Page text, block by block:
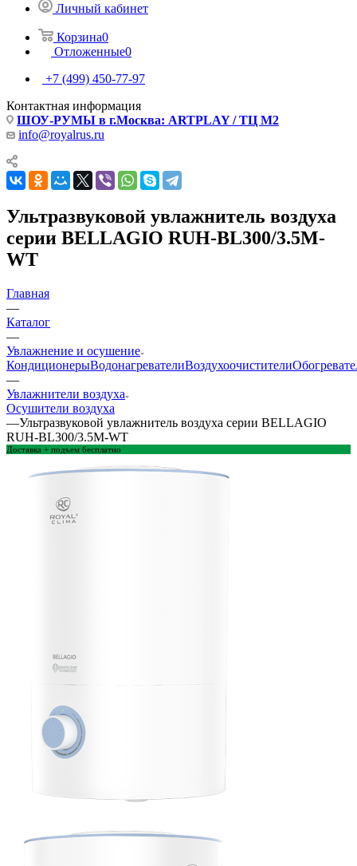
Личный кабинет
Корзина0
Отложенные0
+7 (499) 450-77-97
Контактная информация
ШОУ-РУМЫ в г.Москва: ARTPLAY / ТЦ М2
info@royalrus.ru
Ультразвуковой увлажнитель воздуха
серии BELLAGIO RUH-BL300/3.5M-
WT
Главная
—
Каталог
—
Увлажнение и осушение
КондиционерыВодонагревателиВоздухоочистители
—
Увлажнители воздуха
Осушители воздуха
—Ультразвуковой увлажнитель воздуха серии BELLAGIO
RUH-BL300/3.5M-WT
Доставка + подъем бесплатно